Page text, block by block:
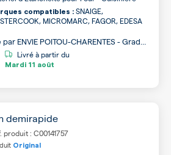
compatibles : SNAIGE,
MICROMARC, FAGOR, EDESA
par ENVIE POITOU-CHARENTES - Grade
Livré à partir du
Mardi 11 août
demirapide
produit : C00141757
Original